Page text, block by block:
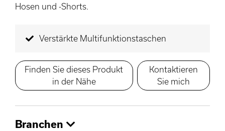
Hosen und -Shorts.
Verstärkte Multifunktionstaschen
Finden Sie dieses Produkt
in der Nähe
Kontaktieren
Sie mich
Branchen